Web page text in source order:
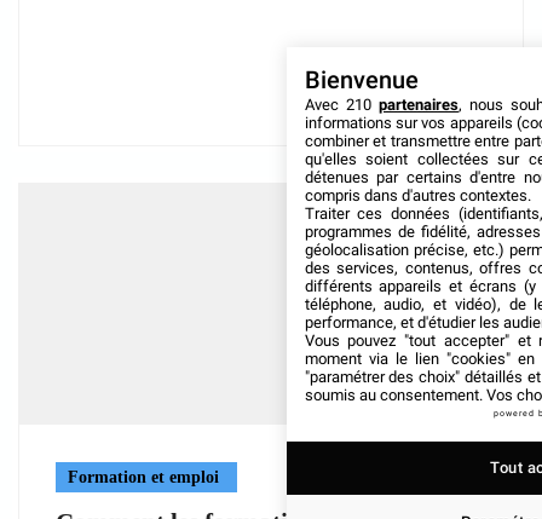
Formation et emploi
Bienvenue
Avec 210 partenaires, nous
informations sur vos appareils
combiner et transmettre entre
qu'elles soient collectées sur
détenues par certains d'entre
compris dans d'autres contextes.
Traiter ces données
programmes de fidélité,
géolocalisation précise, etc.)
des services, contenus, offres
différents appareils et écrans (y
téléphone, audio, et vidéo), de
performance, et d'étudier les
Vous pouvez "tout accepter" et
moment via le lien "cookies" en
"paramétrer des choix" détaillés
soumis au consentement. Vos
powered
Tout